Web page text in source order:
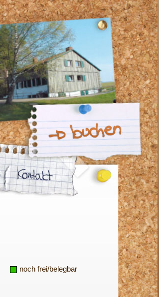
noch frei/belegbar